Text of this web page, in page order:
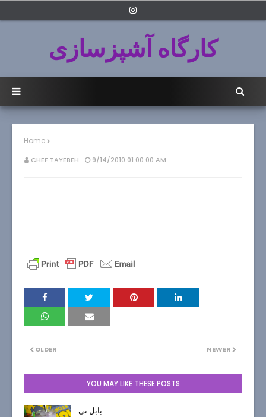
کارگاه آشپزسازی
Home
CHEF TAYEBEH 9/14/2010 01:00:00 AM
NEWER
OLDER
YOU MAY LIKE THESE POSTS
بابل تی